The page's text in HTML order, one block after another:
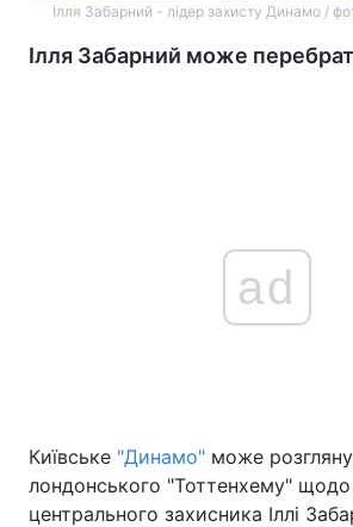
Ілля Забарний - лідер захисту Динамо /
Ілля Забарний може
ad
Київське "Динамо" може
лондонського "Тоттенхему"
центрального захисника Іллі